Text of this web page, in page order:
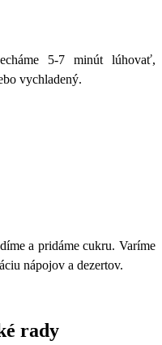
5-7 minút lúhovať,
vychladený.
a pridáme cukru. Varíme
nápojov a dezertov.
rady